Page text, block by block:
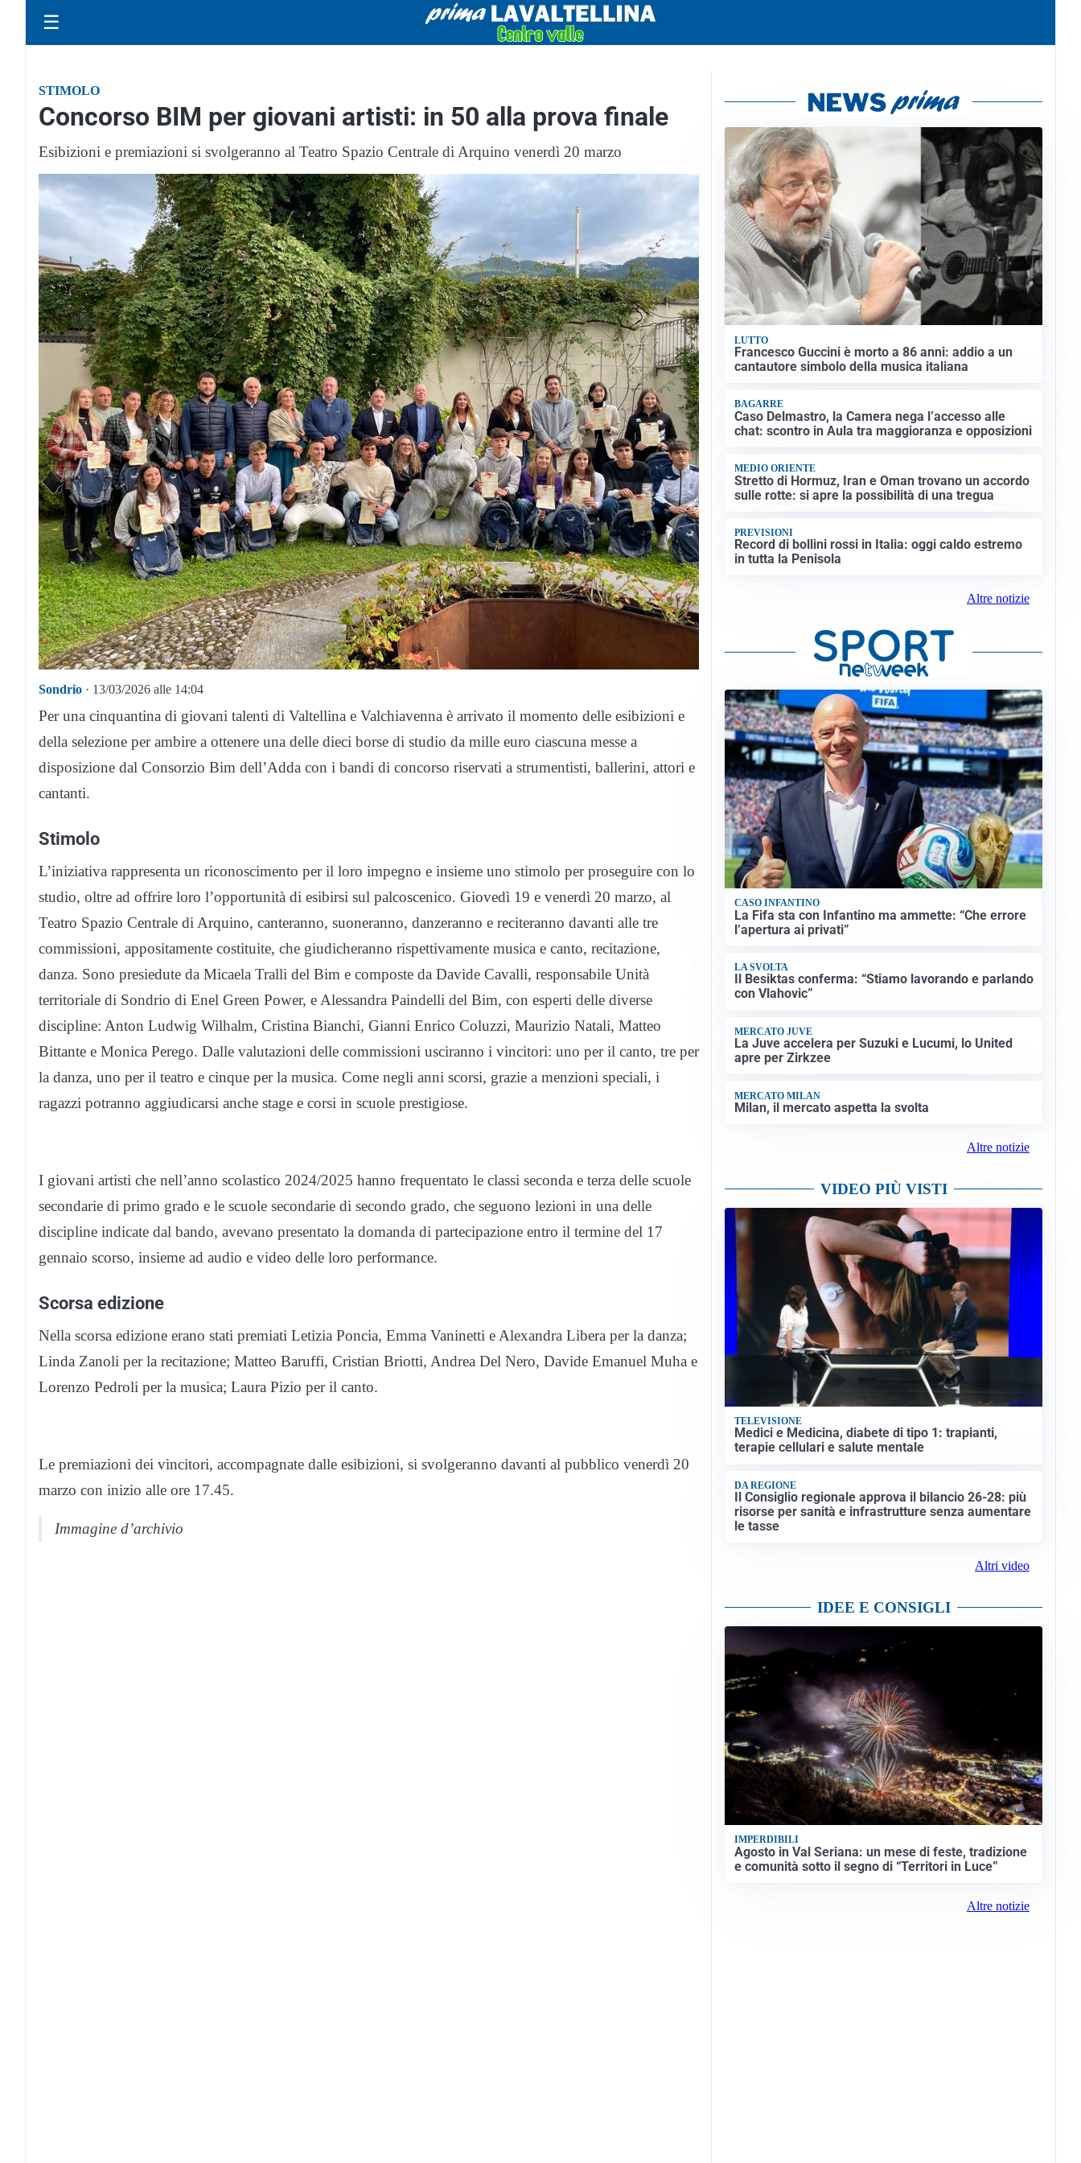
☰
STIMOLO
Concorso BIM per giovani artisti: in 50 alla prova finale
Esibizioni e premiazioni si svolgeranno al Teatro Spazio Centrale di Arquino venerdì 20 marzo
Sondrio · 13/03/2026 alle 14:04
Per una cinquantina di giovani talenti di Valtellina e Valchiavenna è arrivato il momento delle esibizioni e
della selezione per ambire a ottenere una delle dieci borse di studio da mille euro ciascuna messe a
disposizione dal Consorzio Bim dell’Adda con i bandi di concorso riservati a strumentisti, ballerini, attori e
cantanti.
Stimolo
L’iniziativa rappresenta un riconoscimento per il loro impegno e insieme uno stimolo per proseguire con lo
studio, oltre ad offrire loro l’opportunità di esibirsi sul palcoscenico. Giovedì 19 e venerdì 20 marzo, al
Teatro Spazio Centrale di Arquino, canteranno, suoneranno, danzeranno e reciteranno davanti alle tre
commissioni, appositamente costituite, che giudicheranno rispettivamente musica e canto, recitazione,
danza. Sono presiedute da Micaela Tralli del Bim e composte da Davide Cavalli, responsabile Unità
territoriale di Sondrio di Enel Green Power, e Alessandra Paindelli del Bim, con esperti delle diverse
discipline: Anton Ludwig Wilhalm, Cristina Bianchi, Gianni Enrico Coluzzi, Maurizio Natali, Matteo
Bittante e Monica Perego. Dalle valutazioni delle commissioni usciranno i vincitori: uno per il canto, tre per
la danza, uno per il teatro e cinque per la musica. Come negli anni scorsi, grazie a menzioni speciali, i
ragazzi potranno aggiudicarsi anche stage e corsi in scuole prestigiose.
I giovani artisti che nell’anno scolastico 2024/2025 hanno frequentato le classi seconda e terza delle scuole
secondarie di primo grado e le scuole secondarie di secondo grado, che seguono lezioni in una delle
discipline indicate dal bando, avevano presentato la domanda di partecipazione entro il termine del 17
gennaio scorso, insieme ad audio e video delle loro performance.
Scorsa edizione
Nella scorsa edizione erano stati premiati Letizia Poncia, Emma Vaninetti e Alexandra Libera per la danza;
Linda Zanoli per la recitazione; Matteo Baruffi, Cristian Briotti, Andrea Del Nero, Davide Emanuel Muha e
Lorenzo Pedroli per la musica; Laura Pizio per il canto.
Le premiazioni dei vincitori, accompagnate dalle esibizioni, si svolgeranno davanti al pubblico venerdì 20
marzo con inizio alle ore 17.45.
Immagine d’archivio
LUTTO
Francesco Guccini è morto a 86 anni: addio a un
cantautore simbolo della musica italiana
BAGARRE
Caso Delmastro, la Camera nega l’accesso alle
chat: scontro in Aula tra maggioranza e opposizioni
MEDIO ORIENTE
Stretto di Hormuz, Iran e Oman trovano un accordo
sulle rotte: si apre la possibilità di una tregua
PREVISIONI
Record di bollini rossi in Italia: oggi caldo estremo
in tutta la Penisola
Altre notizie
CASO INFANTINO
La Fifa sta con Infantino ma ammette: “Che errore
l’apertura ai privati”
LA SVOLTA
Il Besiktas conferma: “Stiamo lavorando e parlando
con Vlahovic”
MERCATO JUVE
La Juve accelera per Suzuki e Lucumi, lo United
apre per Zirkzee
MERCATO MILAN
Milan, il mercato aspetta la svolta
Altre notizie
VIDEO PIÙ VISTI
TELEVISIONE
Medici e Medicina, diabete di tipo 1: trapianti,
terapie cellulari e salute mentale
DA REGIONE
Il Consiglio regionale approva il bilancio 26-28: più
risorse per sanità e infrastrutture senza aumentare
le tasse
Altri video
IDEE E CONSIGLI
IMPERDIBILI
Agosto in Val Seriana: un mese di feste, tradizione
e comunità sotto il segno di “Territori in Luce”
Altre notizie